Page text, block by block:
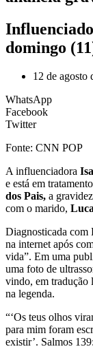
domingo
12 de agosto
WhatsApp
Facebook
Twitter
Fonte: CNN POP
A influenciadora
e está em
dos Pais, a
com o marido,
Diagnosticada
na internet após
vida”. Em uma
uma foto de
vindo, em
na legenda.
“‘Os teus olhos
para mim foram
existir’. ‭‭Salmos‬